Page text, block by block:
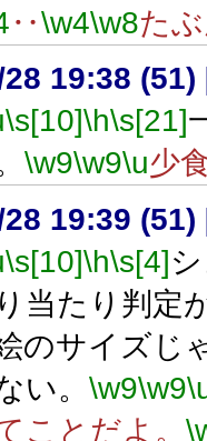
‥\w4\w8た
19:38 (51)
\s[10]\h\s[21]
\w9\w9\u少
19:39 (51)
\s[10]\h\s[4]
当たり判定
のサイズじ
い。 \w9\w9
ことだよ。